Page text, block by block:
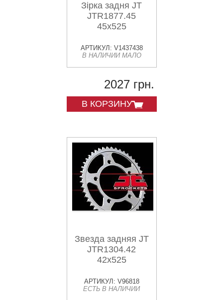
Зірка задня JT
JTR1877.45
45x525
АРТИКУЛ: V1437438
В НАЛИЧИИ МАЛО
2027 грн.
В КОРЗИНУ
Звезда задняя JT
JTR1304.42
42x525
АРТИКУЛ: V96818
ЕСТЬ В НАЛИЧИИ